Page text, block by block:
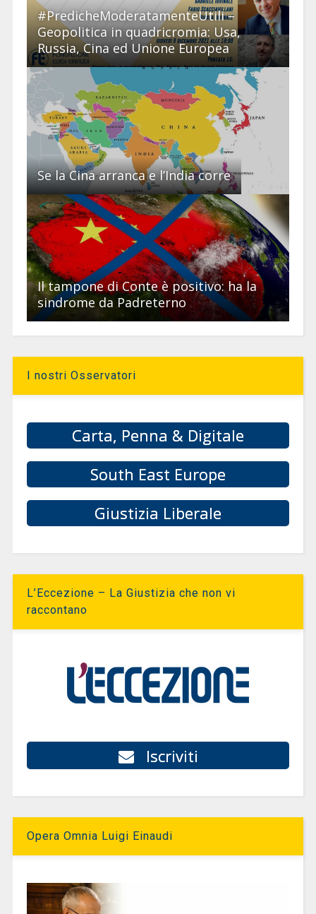
#PredicheModeratamenteUtili –
Geopolitica in quadricromia: Usa,
Russia, Cina ed Unione Europea
Se la Cina arranca e l’India corre
Il tampone di Conte è positivo: ha la
sindrome da Padreterno
I nostri Osservatori
Carta, Penna & Digitale
South East Europe
Giustizia Liberale
L’Eccezione – La Giustizia che non vi
raccontano
Iscriviti
Opera Omnia Luigi Einaudi